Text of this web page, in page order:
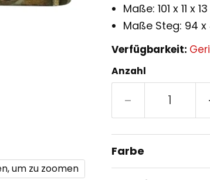
um zu zoomen
Maße: 101 x 11 x
Maße Steg: 94
Verfügbarkeit:
Anzahl
Farbe